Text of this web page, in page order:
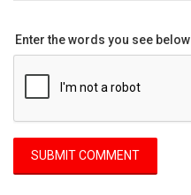
Enter the words you see below